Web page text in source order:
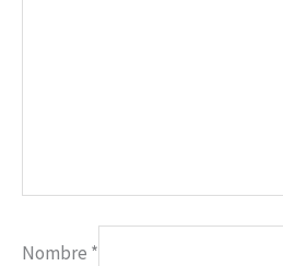
Nombre *